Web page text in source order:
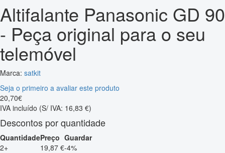
Altifalante Panasonic GD 90
- Peça original para o seu
telemóvel
Marca: satkit
Seja o primeiro a avaliar este produto
20,70€
IVA incluído (S/ IVA: 16,83 €)
Descontos por quantidade
QuantidadePreço Guardar
2+
19,87 €-4%